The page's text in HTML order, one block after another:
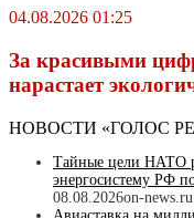
04.08.2026 01:25
За красивыми
нарастает
НОВОСТИ «ГОЛОС
Тайные цели НАТО
энергосистему РФ
08.08.2026on-news.ru